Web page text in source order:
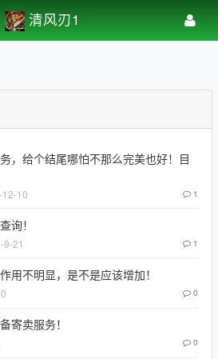
清风刃1
，给个结尾哪怕不那么完美也好！目
10 1
询！
9-21 1
用不明显，是不是应该增加！
0
寄卖服务！
0